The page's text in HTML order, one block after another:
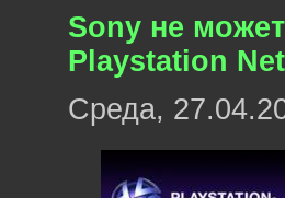
Sony не
Playstation
Среда,